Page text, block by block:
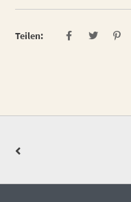
Teilen: